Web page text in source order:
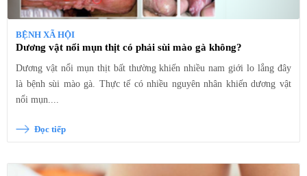
BỆNH XÃ HỘI
Dương vật nổi mụn thịt có phải sùi mào gà không?
Dương vật nổi mụn thịt bất thường khiến nhiều nam giới lo lắng đây
là bệnh sùi mào gà. Thực tế có nhiều nguyên nhân khiến dương vật
nổi mụn....
Đọc tiếp